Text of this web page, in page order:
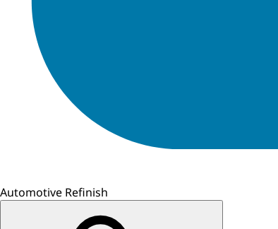
Automotive Refinish